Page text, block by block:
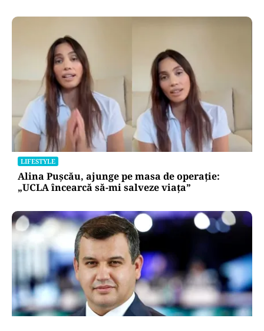
LIFESTYLE
Alina Pușcău, ajunge pe masa de operație:
„UCLA încearcă să-mi salveze viața”